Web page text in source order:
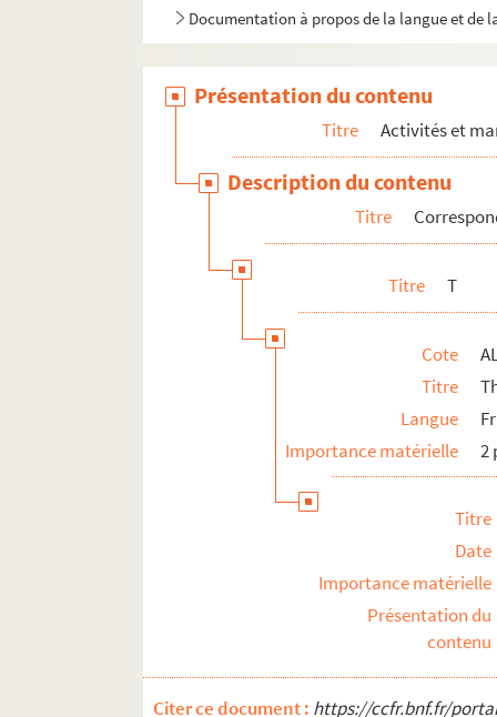
Documentation à propos de la langue et de
Présentation du contenu
Titre Activités et
Description du contenu
Titre
Titre T
Cote
Titre
Langue
Importance matérielle
2
Titre
Date
Importance matérielle
Présentation du
contenu
Citer ce document : https://ccfr.bnf.fr/